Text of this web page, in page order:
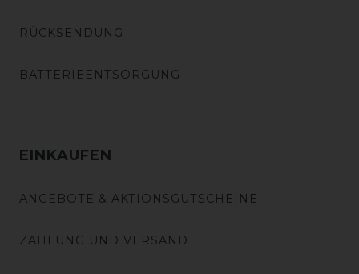
RÜCKSENDUNG
BATTERIEENTSORGUNG
EINKAUFEN
ANGEBOTE & AKTIONSGUTSCHEINE
ZAHLUNG UND VERSAND